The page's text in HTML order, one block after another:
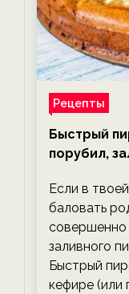
Рецепты
Быстрый
порубил,
Если в
баловать
совершенно
заливного
Быстрый
кефире (или